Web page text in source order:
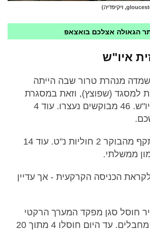
הגאולה אצלכם בואצאפ
איו"ש
מנהרת טרור שבה הייתה
למסגד (שפוצץ), וזאת במסגרת
הגברת הפעילות ביו"ש. 46 מבוקשים נעצרו. עוד 4
חיל האויר תקף מהבוקר 2 חוליות נ"ט. עוד 14
ממשלתי.
הכניסה הקרקעית - אך עדיין
חוסל סגן מפקד המערך הרקטי
בעזה, ועוד עשרות מחבלים. עד היום חוסלו 4 מתוך 20